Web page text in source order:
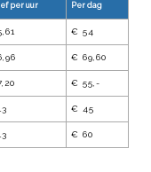
per uur Per dag
€ 54
€ 69,60
€ 55,-
€ 45
€ 60